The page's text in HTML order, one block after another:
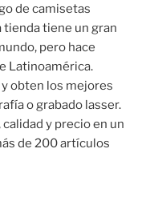
de camisetas
tienda tiene un gran
pero hace
Latinoamérica.
obten los mejores
o grabado lasser.
y precio en un
de 200 artículos